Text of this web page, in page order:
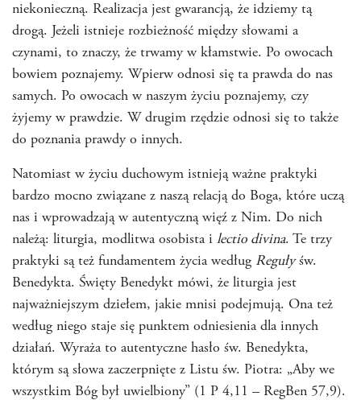
niekonieczną. Realizacja jest gwarancją, że idziemy tą
drogą. Jeżeli istnieje rozbieżność między słowami a
czynami, to znaczy, że trwamy w kłamstwie. Po owocach
bowiem poznajemy. Wpierw odnosi się ta prawda do nas
samych. Po owocach w naszym życiu poznajemy, czy
żyjemy w prawdzie. W drugim rzędzie odnosi się to także
do poznania prawdy o innych.
Natomiast w życiu duchowym istnieją ważne praktyki
bardzo mocno związane z naszą relacją do Boga, które uczą
nas i wprowadzają w autentyczną więź z Nim. Do nich
należą: liturgia, modlitwa osobista i lectio divina. Te trzy
praktyki są też fundamentem życia według Regułyśw.
Benedykta. Święty Benedykt mówi, że liturgia jest
najważniejszym dziełem, jakie mnisi podejmują. Ona też
według niego staje się punktem odniesienia dla innych
działań. Wyraża to autentyczne hasło św. Benedykta,
którym są słowa zaczerpnięte z Listu św. Piotra: „Aby we
wszystkim Bóg był uwielbiony” (1 P 4,11 – RegBen 57,9).